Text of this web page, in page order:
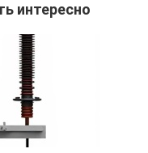
интересно